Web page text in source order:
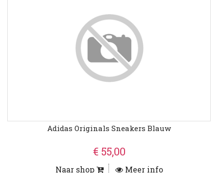
Adidas Originals Sneakers Blauw
€ 55,00
Naar shop Meer info